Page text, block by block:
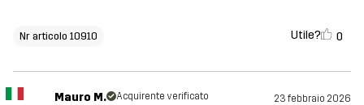
Nr articolo 10910 Utile? 0
Mauro M. Acquirente verificato 23 febbraio 2026